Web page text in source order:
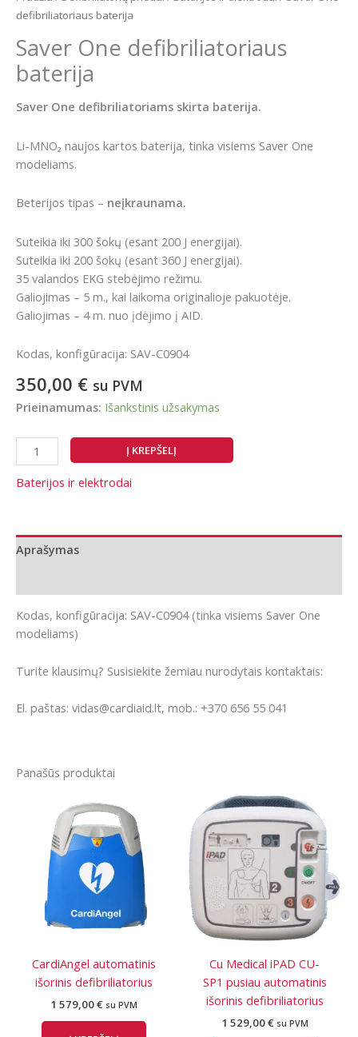
defibriliatoriaus baterija
Saver One defibriliatoriaus
baterija
Saver One defibriliatoriams skirta baterija.
Li-MNO₂ naujos kartos baterija, tinka visiems Saver One
modeliams.
Beterijos tipas – neįkraunama.
Suteikia iki 300 šokų (esant 200 J energijai).
Suteikia iki 200 šokų (esant 360 J energijai).
35 valandos EKG stebėjimo režimu.
Galiojimas – 5 m., kai laikoma originalioje pakuotėje.
Galiojimas – 4 m. nuo įdėjimo į AID.
Kodas, konfigūracija: SAV-C0904
350,00 € su PVM
Prieinamumas: Išankstinis užsakymas
produkto
kiekis:
Saver
baterija
Į KREPŠELĮ
Baterijos ir elektrodai
Aprašymas
Kodas, konfigūracija: SAV-C0904 (tinka visiems Saver One
modeliams)
Turite klausimų? Susisiekite žemiau nurodytais kontaktais:
El. paštas: vidas@cardiaid.lt, mob.: +370 656 55 041
Panašūs produktai
CardiAngel automatinis
išorinis defibriliatorius
1 579,00€ su PVM
Cu Medical iPAD CU-
SP1 pusiau automatinis
išorinis defibriliatorius
1 529,00€ su PVM